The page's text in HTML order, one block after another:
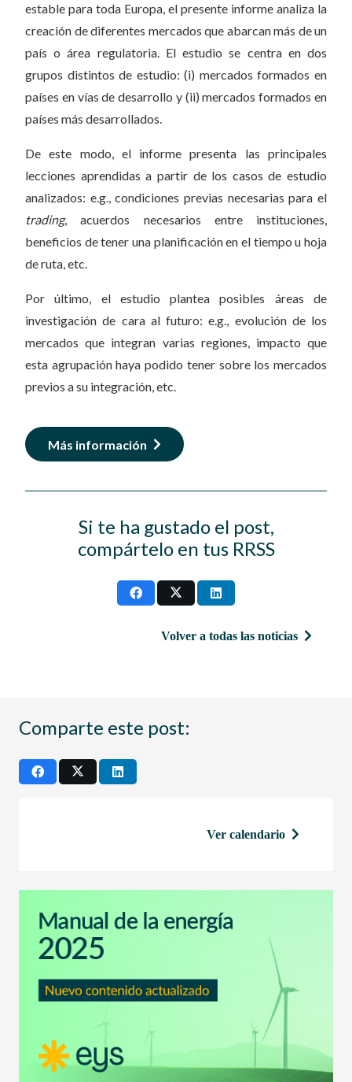
estable para toda Europa, el presente informe analiza la
creación de diferentes mercados que abarcan más de un
país o área regulatoria. El estudio se centra en dos
grupos distintos de estudio: (i) mercados formados en
países en vías de desarrollo y (ii) mercados formados en
países más desarrollados.
De este modo, el informe presenta las principales
lecciones aprendidas a partir de los casos de estudio
analizados: e.g., condiciones previas necesarias para el
trading, acuerdos necesarios entre instituciones,
beneficios de tener una planificación en el tiempo u hoja
de ruta, etc.
Por último, el estudio plantea posibles áreas de
investigación de cara al futuro: e.g., evolución de los
mercados que integran varias regiones, impacto que
esta agrupación haya podido tener sobre los mercados
previos a su integración, etc.
Más información
Si te ha gustado el post,
compártelo en tus RRSS
Volver a todas las noticias
Comparte este post:
Ver calendario